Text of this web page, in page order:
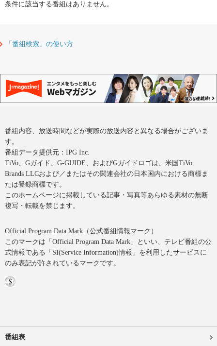
条件に該当する番組はありません。
「番組検索」の使い方
番組内容、放送時間などが実際の放送内容と異なる場合がございま
す。
番組データ提供元：IPG Inc.
TiVo、Gガイド、G-GUIDE、およびGガイドロゴは、米国TiVo
Brands LLCおよび／またはその関連会社の日本国内における商標ま
たは登録商標です。
このホームページに掲載している記事・写真等あらゆる素材の無断
複写・転載を禁じます。
Official Program Data Mark（公式番組情報マーク）
このマークは「Official Program Data Mark」といい、テレビ番組の公
式情報である「SI(Service Information)情報」を利用したサービスに
のみ表記が許されているマークです。
番組表